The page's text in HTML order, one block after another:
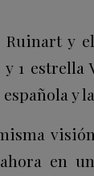
y
1
y la
en